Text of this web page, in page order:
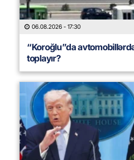
06.08.2026 - 17:30
“Koroğlu”da
toplayır?